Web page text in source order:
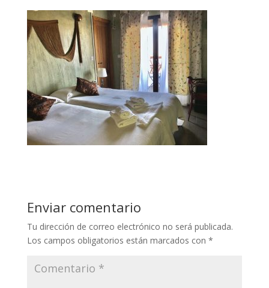
Enviar comentario
Tu dirección de correo electrónico no será publicada.
Los campos obligatorios están marcados con *